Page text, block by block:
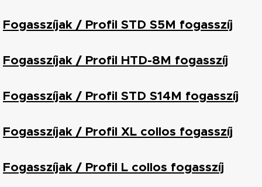
Fogasszíjak / Profil STD S5M fogasszíj
Fogasszíjak / Profil HTD-8M fogasszíj
Fogasszíjak / Profil STD S14M fogasszíj
Fogasszíjak / Profil XL collos fogasszíj
Fogasszíjak / Profil L collos fogasszíj